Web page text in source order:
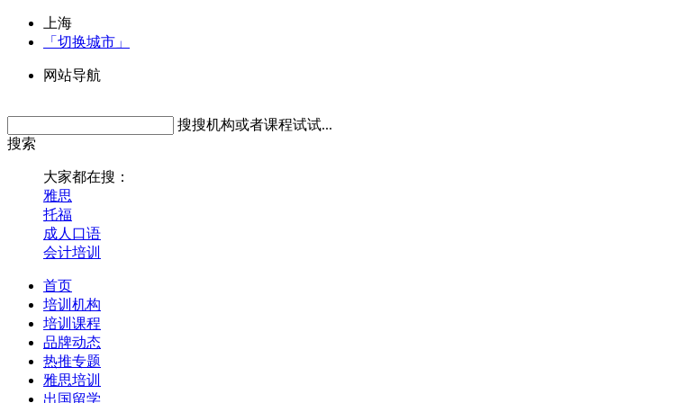
上海
「切换城市」
网站导航
搜搜机构或者课程试试...
搜索
大家都在搜：
雅思
托福
成人口语
会计培训
首页
培训机构
培训课程
品牌动态
热推专题
雅思培训
出国留学